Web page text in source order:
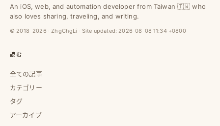
An iOS, web, and automation developer from Taiwan 🇹🇼 who
also loves sharing, traveling, and writing.
© 2018–2026 · ZhgChgLi · Site updated: 2026-08-08 11:34 +0800
読む
全ての記事
カテゴリー
タグ
アーカイブ